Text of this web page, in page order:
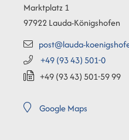
Marktplatz 1
97922Lauda-Königshofen
post@lauda-
+49 (9343) 501-0
+49 (9343) 501-5999
Google Maps